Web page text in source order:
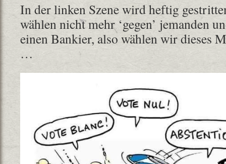
In der linken Szene wird heftig
wählen nicht mehr ‘gegen’ jemanden
einen Bankier, also wählen wir dieses
…